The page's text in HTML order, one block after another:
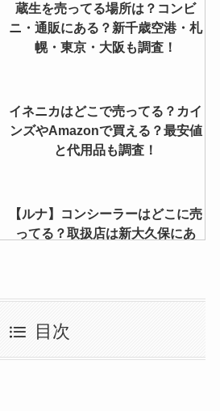
蔵生を売ってる場所は？コンビ
ニ・通販にある？新千歳空港・札
幌・東京・大阪も調査！
イネニカはどこで売ってる？カイ
ンズやAmazonで買える？最安値
と代用品も調査！
【ルナ】コンシーラーはどこに売
ってる？取扱店は新大久保にあ
ホームセンターやドンキに売って
る？安い店も解説
目次